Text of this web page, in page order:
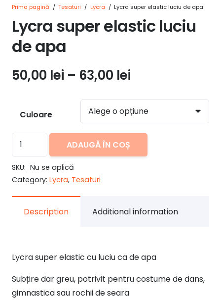
Prima pagină / Tesaturi / Lycra / Lycra super elastic luciu de apa
Lycra super elastic luciu
de apa
50,00 lei – 63,00 lei
prețuri:
50,00 lei
până
63,00 lei
Culoare
Cantitate
Lycra
super
elastic
luciu
ADAUGĂ ÎN COȘ
SKU: Nu se aplică
Category: Lycra, Tesaturi
Description Additional information
Lycra super elastic cu luciu ca de apa
Subțire dar greu, potrivit pentru costume de dans,
gimnastica sau rochii de seara